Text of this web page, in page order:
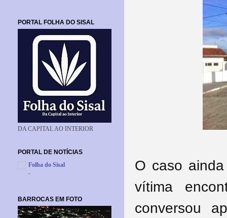
O caso
vítima
conversou
PORTAL FOLHA DO SISAL
DA CAPITAL AO INTERIOR
PORTAL DE NOTÍCIAS
Folha do Sisal
-
BARROCAS EM FOTO